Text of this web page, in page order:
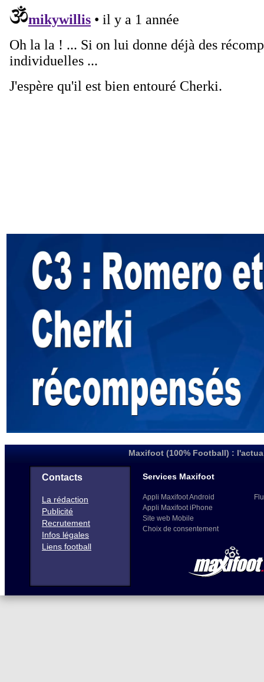
Maxifoot (100% Football) :
Contacts
La rédaction
Publicité
Recrutement
Infos légales
Liens football
Services Maxifoot
Appli Maxifoot Android
Appli Maxifoot iPhone
Site web Mobile
Choix de consentement